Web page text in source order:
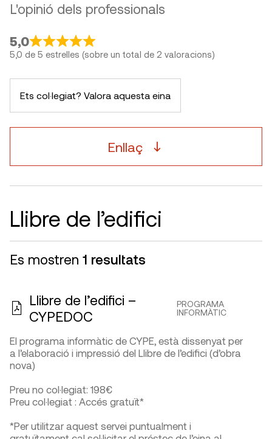
L'opinió dels professionals
5,0
5,0 de 5 estrelles (sobre un total de 2 valoracions)
Ets col·legiat? Valora aquesta eina
Enllaç
Llibre de l’edifici
Es mostren 1 resultats
Llibre de l’edifici –
CYPEDOC
PROGRAMA
INFORMÀTIC
El programa informàtic de CYPE, està dissenyat per
a l’elaboració i impressió del Llibre de l’edifici (d’obra
nova)
Preu no col·legiat: 198€
Preu col·legiat : Accés gratuït*
*Per utilitzar aquest servei puntualment i